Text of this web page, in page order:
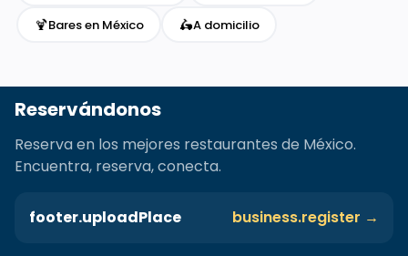
🍹Bares en México 🛵A domicilio
Reservándonos
Reserva en los mejores restaurantes de México.
Encuentra, reserva, conecta.
footer.uploadPlace business.register →